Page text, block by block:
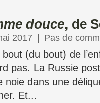
douce, de
2017 Pas de
(du bout) de
pas. La Russie
noie dans une
Et...